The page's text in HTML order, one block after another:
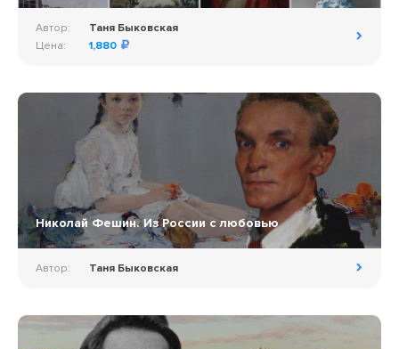
Автор:
Таня Быковская
Цена:
1,880
Николай Фешин. Из России с любовью
Автор: Таня Быковская